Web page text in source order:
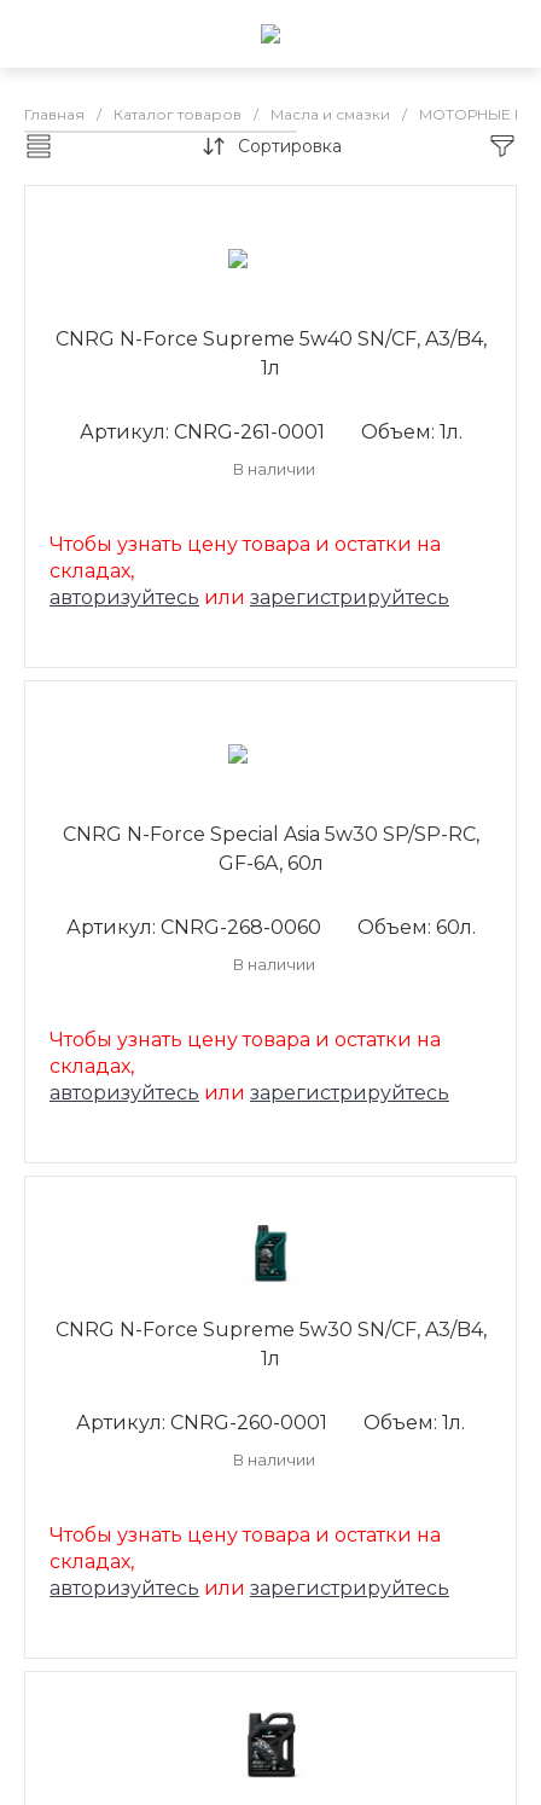
Главная / Каталог товаров / Масла и смазки / МОТОРНЫЕ
CNRG бензин
Сортировка
CNRG N-Force Supreme 5w40 SN/CF, A3/B4,
1л
Артикул: CNRG-261-0001 Объем: 1л.
В наличии
Чтобы узнать цену товара и остатки на
складах,
авторизуйтесь или зарегистрируйтесь
CNRG N-Force Special Asia 5w30 SP/SP-RC,
GF-6A, 60л
Артикул: CNRG-268-0060 Объем: 60л.
В наличии
Чтобы узнать цену товара и остатки на
складах,
авторизуйтесь или зарегистрируйтесь
CNRG N-Force Supreme 5w30 SN/CF, A3/B4,
1л
Артикул: CNRG-260-0001 Объем: 1л.
В наличии
Чтобы узнать цену товара и остатки на
складах,
авторизуйтесь или зарегистрируйтесь